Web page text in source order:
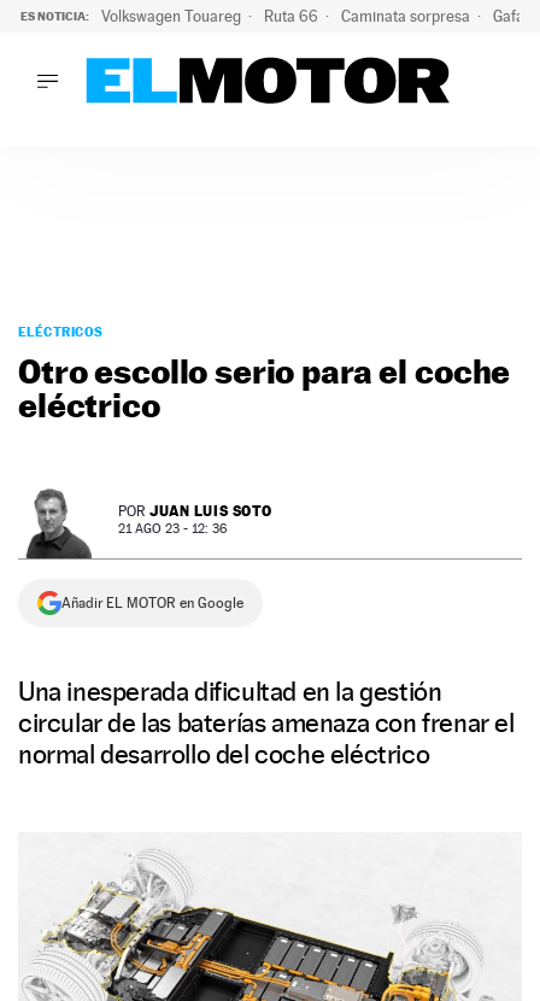
ES NOTICIA: Volkswagen Touareg Ruta 66 Caminata sorpresa Gafas
PODCAST
MOTOS
TECNOLOGÍA
PREMIOS
SERVICIOS
ELÉCTRICOS
Otro escollo serio para el coche
eléctrico
POR JUAN LUIS SOTO
21 AGO 23 - 12: 36
Añadir EL MOTOR en Google
Una inesperada dificultad en la gestión
circular de las baterías amenaza con frenar el
normal desarrollo del coche eléctrico